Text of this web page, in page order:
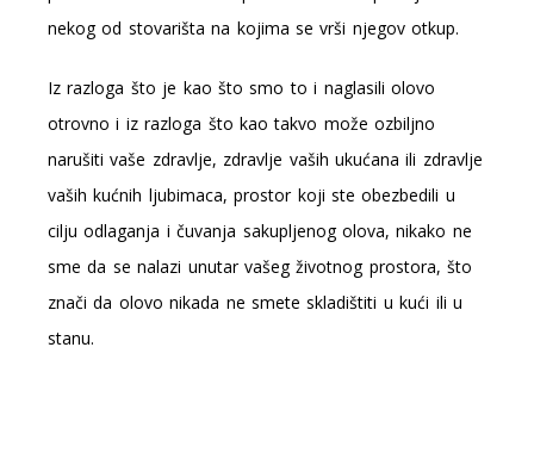
nekog od stovarišta na kojima se vrši njegov otkup.
Iz razloga što je kao što smo to i naglasili olovo
otrovno i iz razloga što kao takvo može ozbiljno
narušiti vaše zdravlje, zdravlje vaših ukućana ili zdravlje
vaših kućnih ljubimaca, prostor koji ste obezbedili u
cilju odlaganja i čuvanja sakupljenog olova, nikako ne
sme da se nalazi unutar vašeg životnog prostora, što
znači da olovo nikada ne smete skladištiti u kući ili u
stanu.